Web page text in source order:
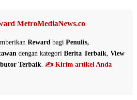
MetroMediaNews.co
Reward bagi Penulis,
dengan kategori Berita Terbaik View
Terbaik ✍️ Kirim artikel Anda